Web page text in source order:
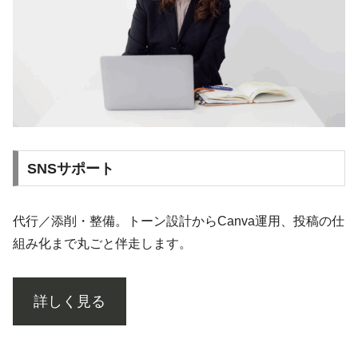
SNSサポート
代行／添削・整備。トーン設計からCanva運用、投稿の仕
組み化まで丸ごと伴走します。
詳しく見る